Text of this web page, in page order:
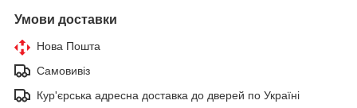
Умови доставки
Нова Пошта
Самовивіз
Кур'єрська адресна доставка до дверей по Україні